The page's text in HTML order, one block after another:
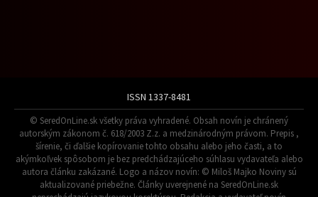
ISSN 1337-8481
© SeredOnLine.sk všetky práva vyhradené. Obsah novín je chránený
autorským zákonom č. 618/2003 Z.z. a medzinárodným právom. Prepis ,
šírenie, či ďalšie kopírovanie tohto obsahu alebo jeho časti, a to
akýmkoľvek spôsobom je bez predchádzajúceho súhlasu vydavateľa alebo
autora článku zakázané. Logo a názov novín: © Miloš Majko Noviny sú
aktualizované priebežne. Články uverejnené na SeredOnLine.sk